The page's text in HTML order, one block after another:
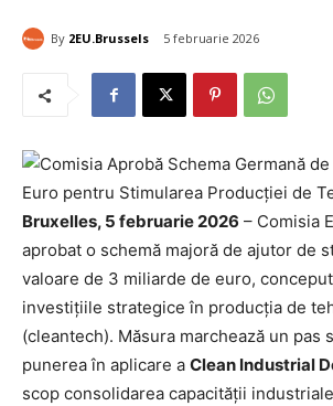
By 2EU.Brussels 5 februarie 2026
Bruxelles, 5 februarie 2026 – Comisia
aprobat o schemă majoră de ajutor de
valoare de 3 miliarde de euro,
investițiile strategice în producția de
(cleantech). Măsura marchează un pas
punerea în aplicare a Clean Industrial
scop consolidarea capacității